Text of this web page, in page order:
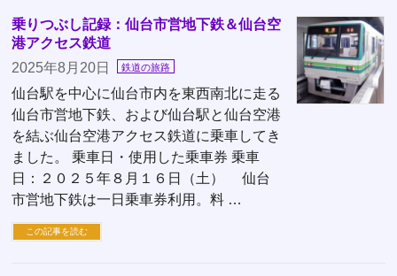
乗りつぶし記録：仙台市営地下鉄＆仙台空
港アクセス鉄道
2025年8月20日
鉄道の旅路
仙台駅を中心に仙台市内を東西南北に走る
仙台市営地下鉄、および仙台駅と仙台空港
を結ぶ仙台空港アクセス鉄道に乗車してき
ました。 乗車日・使用した乗車券 乗車
日：２０２５年８月１６日（土） 仙台
市営地下鉄は一日乗車券利用。料 …
この記事を読む